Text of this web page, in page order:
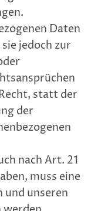
Daten
jedoch zur
statt der
der
nach Art. 21
muss eine
und unseren